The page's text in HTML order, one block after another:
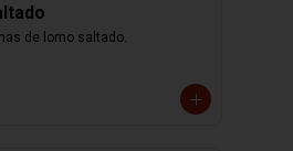
de lomo saltado.